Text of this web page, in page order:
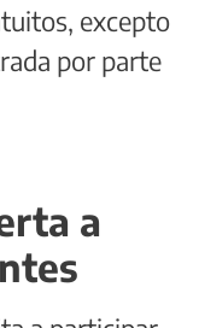
excepto
por parte
a